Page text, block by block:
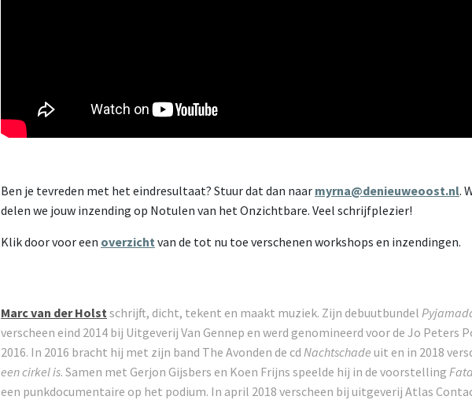
Ben je tevreden met het eindresultaat? Stuur dat dan naar myrna@denieuweoost.nl.
delen we jouw inzending op Notulen van het Onzichtbare. Veel schrijfplezier!
Klik door voor een overzicht van de tot nu toe verschenen workshops en inzendingen.
Marc van der Holst schrijft, dicht, tekent en maakt muziek. Zijn debuutbundel
verscheen eind 2014 bij Uitgeverij Van Gennep en werd genomineerd voor de Jo Peters
2016. In 2016 bracht hij met zijn band The Avonden de cd Nachtschade uit en in 2018
een cirkel is. Samen met Gerjon Gijsbers en Koen Frijns speelde hij in de voorstelling
een punkdocumentaire op het podium. In april 2018 verscheen bij uitgeverij Atlas